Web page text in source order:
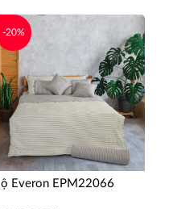
-20%
Everon EPM22066